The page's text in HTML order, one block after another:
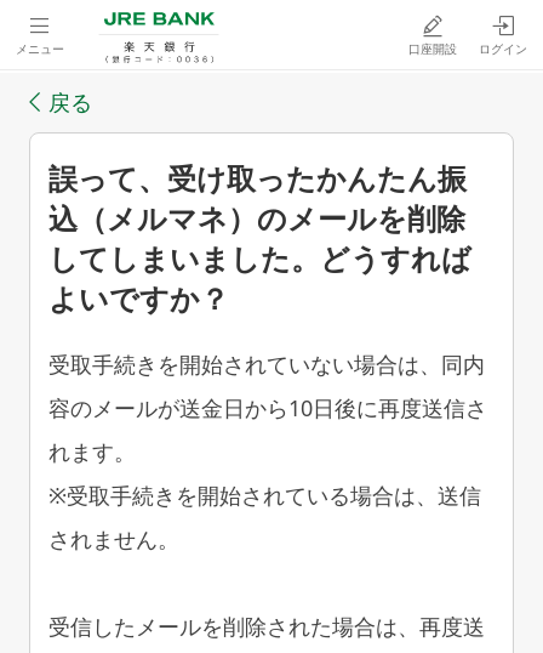
メニュー 口座開設 ログイン
戻る
誤って、受け取ったかんたん振
込（メルマネ）のメールを削除
してしまいました。どうすれば
よいですか？
受取手続きを開始されていない場合は、同内
容のメールが送金日から10日後に再度送信さ
れます。
※受取手続きを開始されている場合は、送信
されません。
受信したメールを削除された場合は、再度送